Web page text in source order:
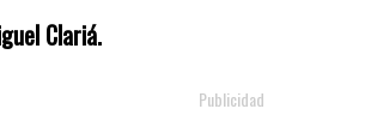
Clariá.